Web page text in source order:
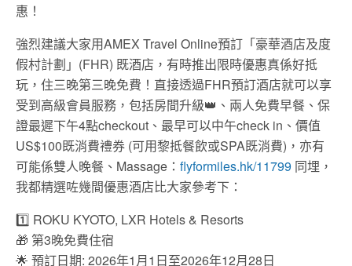
惠！
強烈建議大家用AMEX Travel Online預訂「豪華酒店及度
假村計劃」(FHR) 既酒店，有時推出限時優惠真係好抵
玩，住三晚第三晚免費！直接透過FHR預訂酒店就可以享
受到高級會員服務，包括房間升級👑、兩人免費早餐、保
證最遲下午4點checkout、最早可以中午check in、價值
US$100既消費禮券 (可用黎抵餐飲或SPA既消費)，亦有
可能係雙人晚餐、Massage： flyformiles.hk/11799 同埋，
我都精選咗幾間優惠酒店比大家參考下：
1️⃣ ROKU KYOTO, LXR Hotels & Resorts
🎁 第3晚免費住宿
🌟 預訂日期: 2026年1月1日至2026年12月28日